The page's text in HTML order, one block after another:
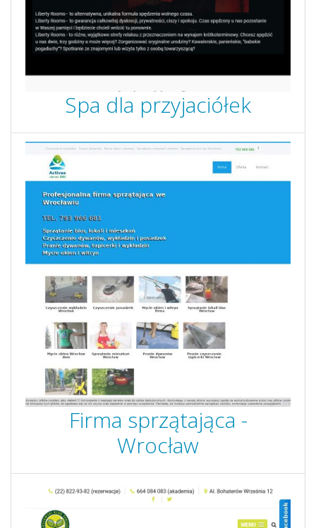
Spa dla przyjaciółek
Firma sprzątająca -
Wrocław